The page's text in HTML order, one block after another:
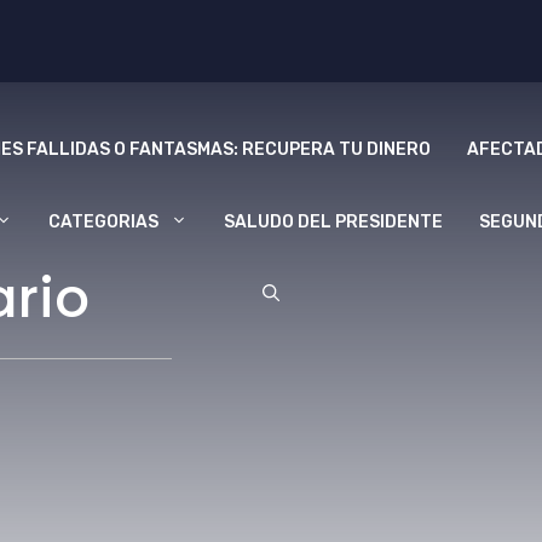
FALLIDAS O FANTASMAS: RECUPERA TU DINERO
CATEGORIAS SALUDO DEL PRESIDENTE